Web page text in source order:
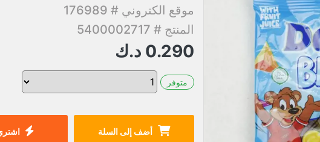
موقع الكتروني # 176989
المنتج # 5400002717
0.290 د.ك
متوفر
أضف إلى السلة